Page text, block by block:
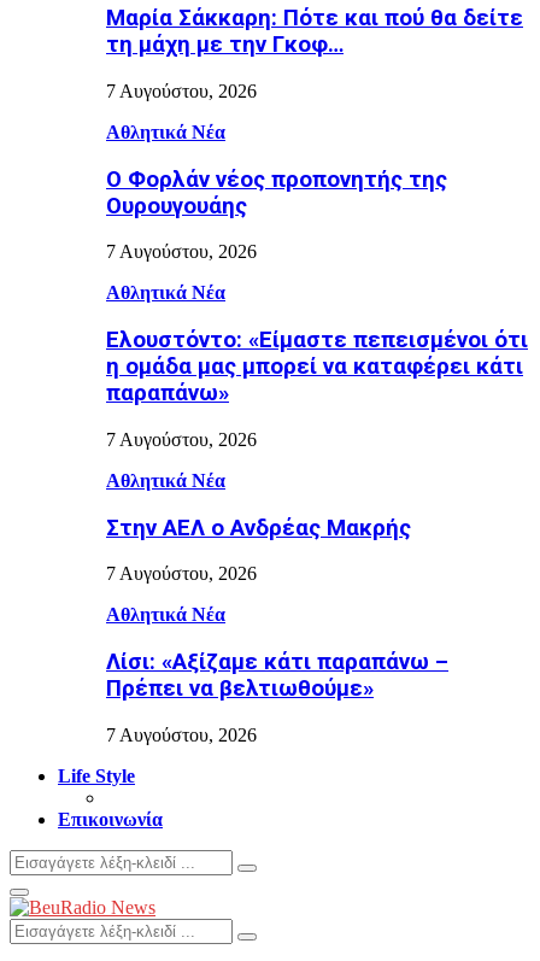
Μαρία Σάκκαρη: Πότε και πού θα δείτε
τη μάχη με την Γκοφ…
7 Αυγούστου, 2026
Αθλητικά Νέα
Ο Φορλάν νέος προπονητής της
Ουρουγουάης
7 Αυγούστου, 2026
Αθλητικά Νέα
Ελουστόντο: «Είμαστε πεπεισμένοι ότι
η ομάδα μας μπορεί να καταφέρει κάτι
παραπάνω»
7 Αυγούστου, 2026
Αθλητικά Νέα
Στην ΑΕΛ ο Ανδρέας Μακρής
7 Αυγούστου, 2026
Αθλητικά Νέα
Λίσι: «Αξίζαμε κάτι παραπάνω –
Πρέπει να βελτιωθούμε»
7 Αυγούστου, 2026
Life Style
Επικοινωνία
Search
for:
Search
Primary
Menu
Search
for:
Search